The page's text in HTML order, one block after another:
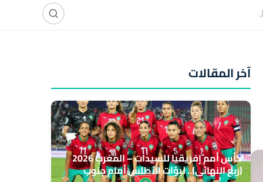
صوت وصورة
آخر المقالات
كأس أمم إفريقيا للسيدات – المغرب 2026
(ربع النهائي).. لبؤات الأطلس أمام جنوب